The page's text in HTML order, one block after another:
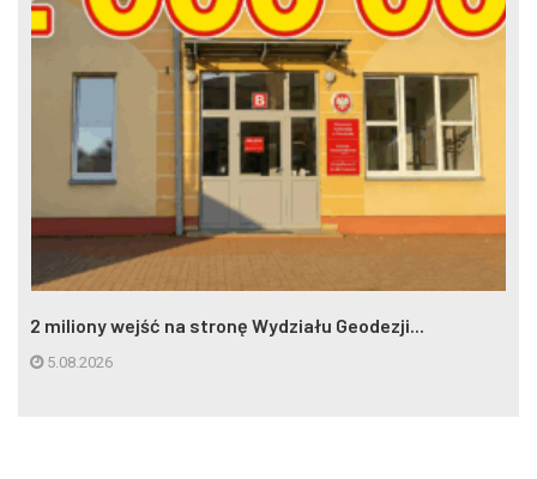
2 miliony wejść na stronę Wydziału Geodezji...
5.08.2026